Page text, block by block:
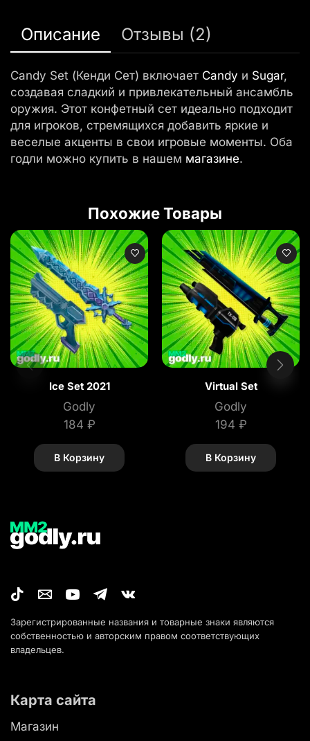
Описание Отзывы (2)
Candy Set (Кенди Сет) включает Candy и Sugar,
создавая сладкий и привлекательный ансамбль
оружия. Этот конфетный сет идеально подходит
для игроков, стремящихся добавить яркие и
веселые акценты в свои игровые моменты. Оба
годли можно купить в нашем магазине.
Похожие Товары
Ice Set 2021
Godly
184 ₽
В Корзину
Virtual Set
Godly
194 ₽
В Корзину
Зарегистрированные названия и товарные знаки являются
собственностью и авторским правом соответствующих
владельцев.
Карта сайта
Магазин